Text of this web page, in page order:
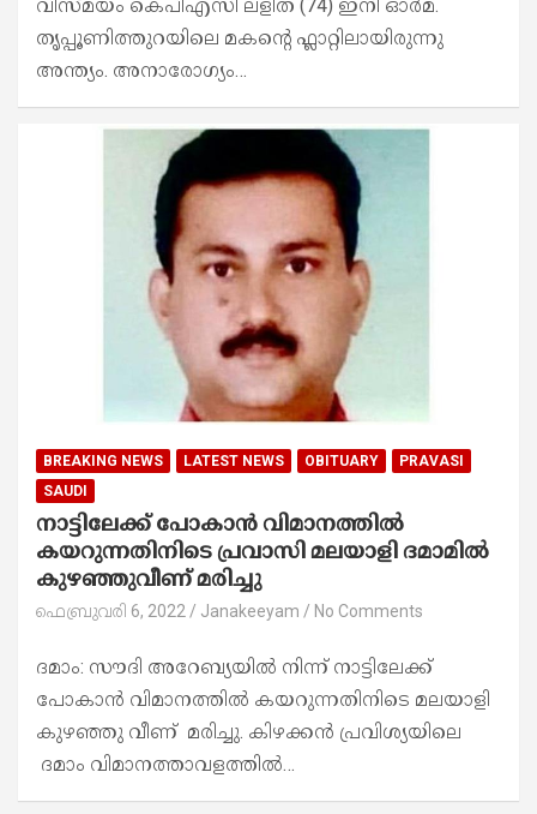
വിസ്മയം കെപിഎസി ലളിത (74) ഇനി ഓർമ.
തൃപ്പൂണിത്തുറയിലെ മകന്റെ ഫ്ലാറ്റിലായിരുന്നു
അന്ത്യം. അനാരോഗ്യം…
BREAKING NEWS LATEST NEWS OBITUARY
PRAVASI
SAUDI
നാട്ടിലേക്ക് പോകാൻ വിമാനത്തിൽ
കയറുന്നതിനിടെ പ്രവാസി മലയാളി ദമാമിൽ
കുഴഞ്ഞുവീണ് മരിച്ചു
ഫെബ്രുവരി 6, 2022 Janakeeyam No Comments
ദമാം: സൗദി അറേബ്യയിൽ നിന്ന് നാട്ടിലേക്ക്
പോകാൻ വിമാനത്തിൽ കയറുന്നതിനിടെ മലയാളി
കുഴഞ്ഞു വീണ് മരിച്ചു. കിഴക്കൻ പ്രവിശ്യയിലെ
ദമാം വിമാനത്താവളത്തിൽ…